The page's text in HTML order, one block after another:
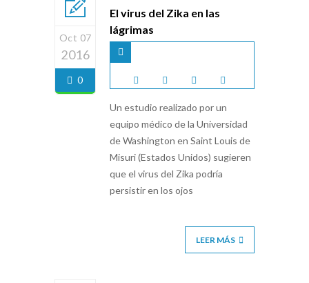
Oct 07
2016
0
El virus del Zika en las
lágrimas
Un estudio realizado por un
equipo médico de la Universidad
de Washington en Saint Louis de
Misuri (Estados Unidos) sugieren
que el virus del Zika podría
persistir en los ojos
LEER MÁS